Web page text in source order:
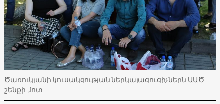
Ծառուկյանի կուսակցության ներկայացուցիչներն ԱԱԾ
շենքի մոտ